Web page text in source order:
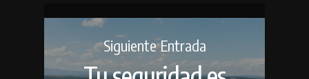
Siguiente Entrada